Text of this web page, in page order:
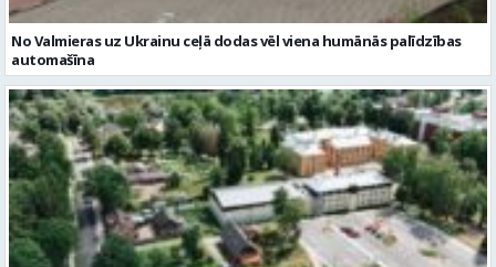
No Valmieras uz Ukrainu ceļā dodas vēl viena humānās palīdzības
automašīna